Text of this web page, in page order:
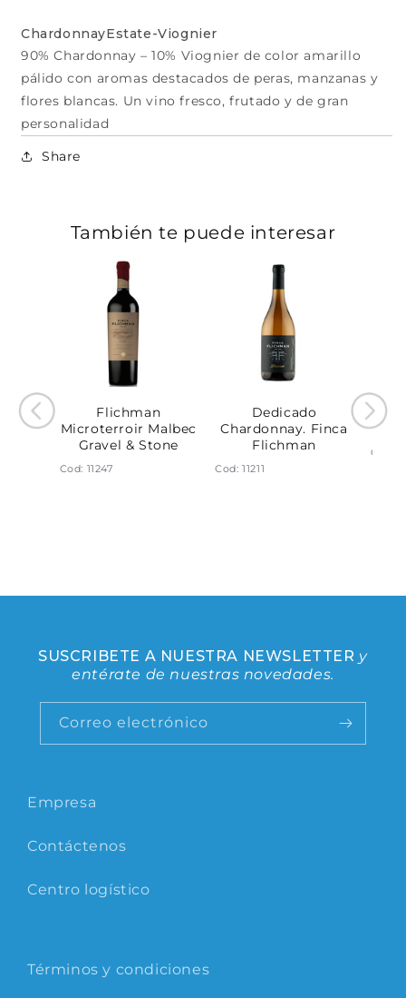
ChardonnayEstate-Viognier
90% Chardonnay – 10% Viognier de color amarillo
pálido con aromas destacados de peras, manzanas y
flores blancas. Un vino fresco, frutado y de gran
personalidad
Share
También te puede interesar
Flichman
Microterroir Malbec
Gravel & Stone
Cod: 11247
Dedicado
Chardonnay. Finca
Flichman
Cod: 11211
Cod:
Empresa
Contáctenos
Centro logístico
Términos y condiciones
SUSCRIBETE A NUESTRA NEWSLETTER y
entérate de nuestras novedades.
Correo electrónico